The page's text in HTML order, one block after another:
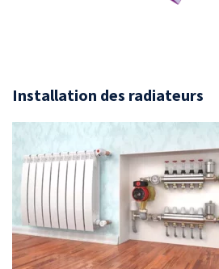
Installation des radiateurs